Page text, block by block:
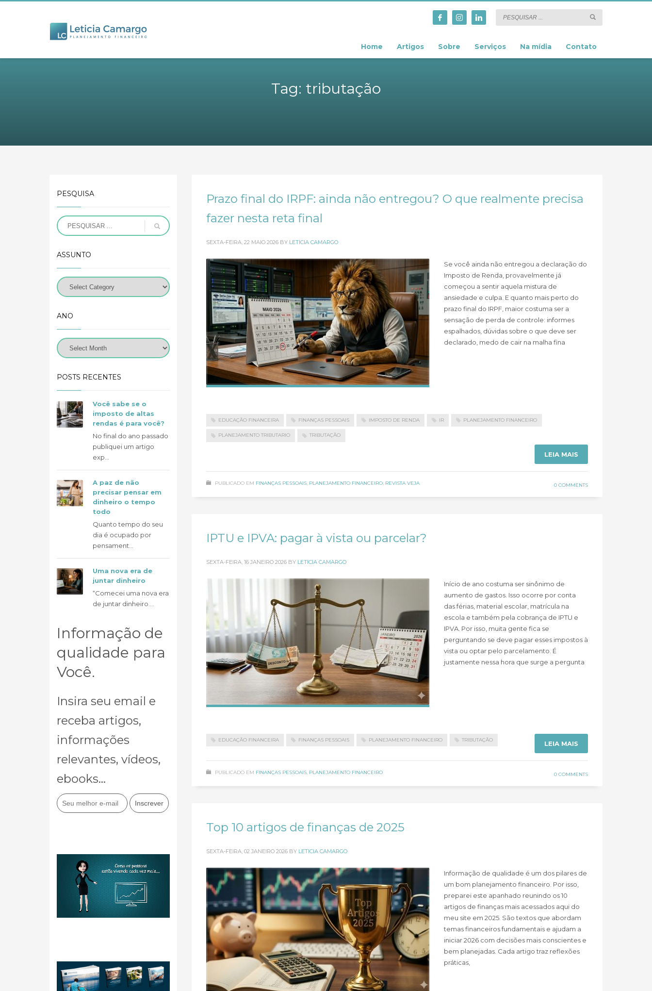
Home Artigos Sobre Serviços Na mídia Contato
Tag: tributação
Prazo final do IRPF: ainda não entregou? O que realmente precisa
fazer nesta reta final
SEXTA-FEIRA, 22 MAIO 2026 BY LETICIA CAMARGO
Se você ainda não entregou a declaração do
Imposto de Renda, provavelmente já
começou a sentir aquela mistura de
ansiedade e culpa. E quanto mais perto do
prazo final do IRPF, maior costuma ser a
sensação de perda de controle: informes
espalhados, dúvidas sobre o que deve ser
declarado, medo de cair na malha fina
EDUCAÇÃO FINANCEIRA FINANÇAS PESSOAIS IMPOSTO DE RENDA IR PLANEJAMENTO FINANCEIRO
PLANEJAMENTO TRIBUTARIO TRIBUTAÇÃO
LEIA MAIS
PUBLICADO EM FINANÇAS PESSOAIS, PLANEJAMENTO FINANCEIRO, REVISTA VEJA 0 COMMENTS
IPTU e IPVA: pagar à vista ou parcelar?
SEXTA-FEIRA, 16 JANEIRO 2026 BY LETICIA CAMARGO
Início de ano costuma ser sinônimo de
aumento de gastos. Isso ocorre por conta
das férias, material escolar, matrícula na
escola e também pela cobrança de IPTU e
IPVA. Por isso, muita gente fica se
perguntando se deve pagar esses impostos à
vista ou optar pelo parcelamento. É
justamente nessa hora que surge a pergunta
EDUCAÇÃO FINANCEIRA FINANÇAS PESSOAIS PLANEJAMENTO FINANCEIRO TRIBUTAÇÃO LEIA MAIS
PUBLICADO EM FINANÇAS PESSOAIS, PLANEJAMENTO FINANCEIRO 0 COMMENTS
Top 10 artigos de finanças de 2025
SEXTA-FEIRA, 02 JANEIRO 2026 BY LETICIA CAMARGO
Informação de qualidade é um dos pilares de
um bom planejamento financeiro. Por isso,
preparei este apanhado reunindo os 10
artigos de finanças mais acessados aqui do
meu site em 2025. São textos que abordam
temas financeiros fundamentais e ajudam a
iniciar 2026 com decisões mais conscientes e
bem planejadas. Cada artigo traz reflexões
práticas,
PESQUISA
ASSUNTO
ANO
POSTS RECENTES
Você sabe se o
imposto de altas
rendas é para você?
No final do ano passado
publiquei um artigo
exp...
A paz de não
precisar pensar em
dinheiro o tempo
todo
Quanto tempo do seu
dia é ocupado por
pensament...
Uma nova era de
juntar dinheiro
“Comecei uma nova era
de juntar dinheiro....
Informação de
qualidade para
Você.
Insira seu email e
receba artigos,
informações
relevantes, vídeos,
ebooks...